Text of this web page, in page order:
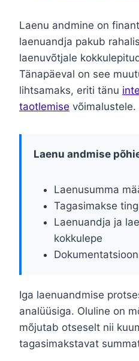
Laenu andmine on
laenuandja pakub
laenuvõtjale
Tänapäeval on see
lihtsamaks, eriti tänu
taotlemise võimalustele.
Laenu andmise
Laenusumma
Tagasimakse
Laenuandja ja
kokkulepe
Iga laenuandmise
analüüsiga. Oluline on
mõjutab otseselt nii
tagasimakstavat